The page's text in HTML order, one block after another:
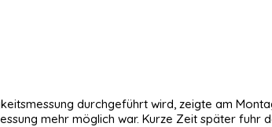
durchgeführt wird, zeigte am
mehr möglich war. Kurze Zeit später fuhr